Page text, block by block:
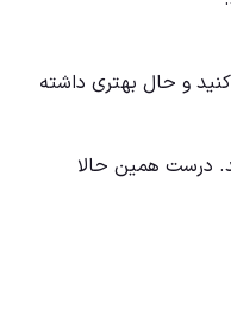
و حال بهتری داشته
درست همین حالا